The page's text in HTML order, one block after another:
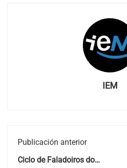
IEM
Publicación anterior
Ciclo de Faladoiros do